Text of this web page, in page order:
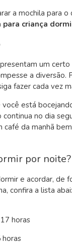
a mochila para
para criança
um
a diversão.
fazer cada vez
está
no dia
café da manhã
por noite?
e acordar, de
confira a lista
horas